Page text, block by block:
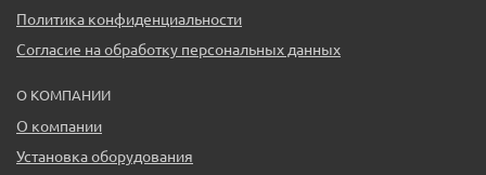
Политика конфиденциальности
Согласие на обработку персональных данных
О КОМПАНИИ
О компании
Установка оборудования